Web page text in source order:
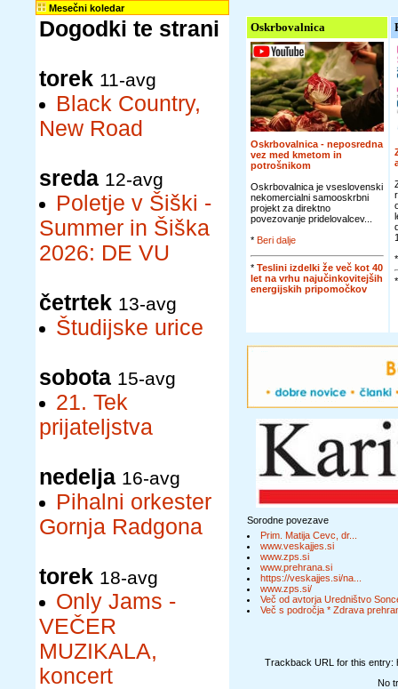
Mesečni koledar
Dogodki te strani
torek 11-avg
Black Country,
New Road
sreda 12-avg
Poletje v Šiški -
Summer in Šiška
2026: DE VU
četrtek 13-avg
Študijske urice
sobota 15-avg
21. Tek
prijateljstva
nedelja 16-avg
Pihalni orkester
Gornja Radgona
torek 18-avg
Only Jams -
VEČER
MUZIKALA,
koncert
Oskrbovalnica
Oskrbovalnica - neposredna
vez med kmetom in
potrošnikom
Oskrbovalnica je vseslovenski
nekomercialni samooskrbni
projekt za direktno
povezovanje pridelovalcev...
* Beri dalje
* Teslini izdelki že več kot 40
let na vrhu najučinkovitejših
energijskih pripomočkov
Sorodne povezave
Prim. Matija Cevc, dr...
www.veskajjes.si
www.zps.si
www.prehrana.si
https://veskajjes.si/na...
www.zps.si/
Več od avtorja Uredništvo
Več s področja * Zdrava
Trackback URL for this entry:
No